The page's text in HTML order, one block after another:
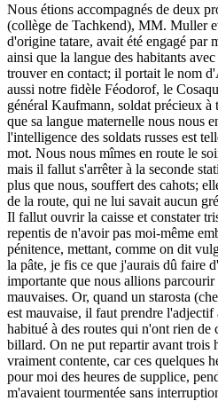
Nous étions accompagnés de deux
(collège de Tachkend), MM. Muller
d'origine tatare, avait été engagé par
ainsi que la langue des habitants
trouver en contact; il portait le nom
aussi notre fidèle Féodorof, le
général Kaufmann, soldat précieux
que sa langue maternelle nous nous
l'intelligence des soldats russes est
mot. Nous nous mîmes en route le
mais il fallut s'arrêter à la seconde
plus que nous, souffert des cahots;
de la route, qui ne lui savait aucun
Il fallut ouvrir la caisse et constater
repentis de n'avoir pas moi-même
pénitence, mettant, comme on dit
la pâte, je fis ce que j'aurais dû faire
importante que nous allions parcourir
mauvaises. Or, quand un starosta
est mauvaise, il faut prendre
habitué à des routes qui n'ont rien de
billard. On ne put repartir avant trois
vraiment contente, car ces quelques
pour moi des heures de supplice,
m'avaient tourmentée sans